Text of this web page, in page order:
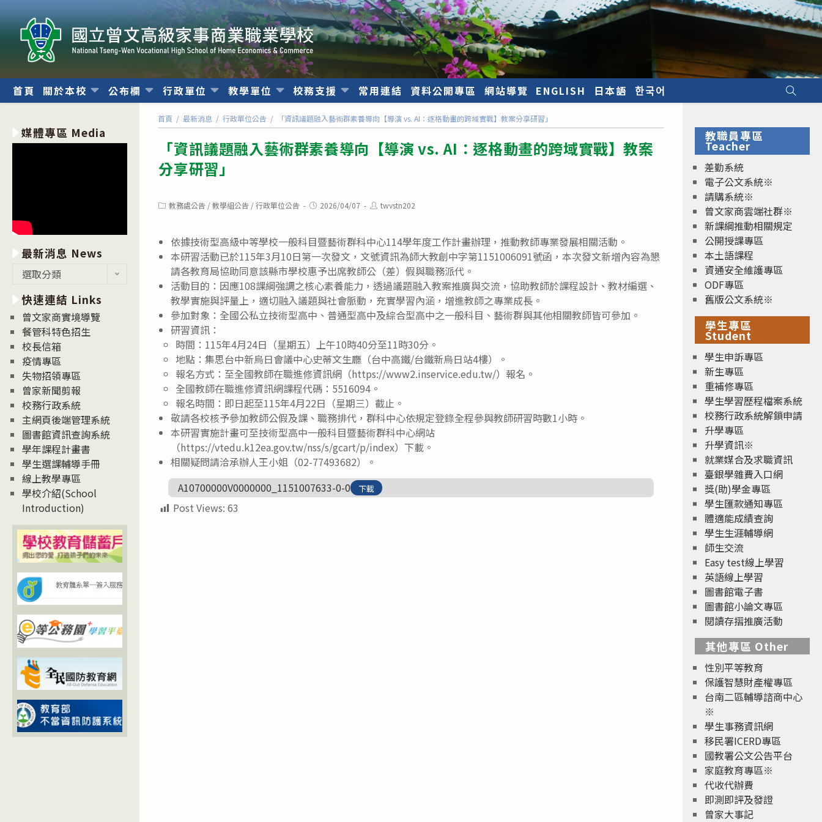
轉
內
首頁 關於本校 公布欄 行政單位 教學單位 校務支援 常用連結 資料公開專區 網站導覽 ENGLISH 日本語 한국어
首頁 / 最新消息 / 行政單位公告 / 「資訊議題融入藝術群素養導向【導演 vs. AI：逐格動畫的跨域實戰】教案分享研習」
「資訊議題融入藝術群素養導向【導演 vs. AI：逐格動畫的跨域實戰】教案
分享研習」
Post教務處公告 / 教學組公告 / 行政單位公告
Post2026/04/07
Posttwvstn202
依據技術型高級中等學校一般科目暨藝術群科中心114學年度工作計畫辦理，推動教師專業發展相關活動。
本研習活動已於115年3月10日第一次發文，文號資訊為師大教創中字第1151006091號函，本次發文新增內容為懇
請各教育局協助同意該縣市學校惠予出席教師公（差）假與職務派代。
活動目的：因應108課綱強調之核心素養能力，透過議題融入教案推廣與交流，協助教師於課程設計、教材編選、
教學實施與評量上，適切融入議題與社會脈動，充實學習內涵，增進教師之專業成長。
參加對象：全國公私立技術型高中、普通型高中及綜合型高中之一般科目、藝術群與其他相關教師皆可參加。
研習資訊：
時間：115年4月24日（星期五）上午10時40分至11時30分。
地點：集思台中新烏日會議中心史蒂文生廳（台中高鐵/台鐵新烏日站4樓）。
報名方式：至全國教師在職進修資訊網（https://www2.inservice.edu.tw/）報名。
全國教師在職進修資訊網課程代碼：5516094。
報名時間：即日起至115年4月22日（星期三）截止。
敬請各校核予參加教師公假及課、職務排代，群科中心依規定登錄全程參與教師研習時數1小時。
本研習實施計畫可至技術型高中一般科目暨藝術群科中心網站
（https://vtedu.k12ea.gov.tw/nss/s/gcart/p/index）下載。
相關疑問請洽承辦人王小姐（02-77493682）。
A10700000V0000000_1151007633-0-0
下載
Post Views: 63
媒體專區 Media
最新消息 News
消
息
News
選取分類
快速連結 Links
曾文家商實境導覽
餐管科特色招生
校長信箱
疫情專區
失物招領專區
曾家新聞剪報
校務行政系統
主網頁後端管理系統
圖書館資訊查詢系統
學年課程計畫書
學生選課輔導手冊
線上教學專區
學校介紹(School
Introduction)
教職員專區
Teacher
差勤系統
電子公文系統※
請購系統※
曾文家商雲端社群※
新課綱推動相關規定
公開授課專區
本土語課程
資通安全維護專區
ODF專區
舊版公文系統※
學生專區
Student
學生申訴專區
新生專區
重補修專區
學生學習歷程檔案系統
校務行政系統解鎖申請
升學專區
升學資訊※
就業媒合及求職資訊
臺銀學雜費入口網
獎(助)學金專區
學生匯款通知專區
體適能成績查詢
學生生涯輔導網
師生交流
Easy test線上學習
英語線上學習
圖書館電子書
圖書館小論文專區
閱讀存摺推廣活動
其他專區 Other
性別平等教育
保護智慧財產權專區
台南二區輔導諮商中心
※
學生事務資訊網
移民署ICERD專區
國教署公文公告平台
家庭教育專區※
代收代辦費
即測即評及發證
曾家大事記